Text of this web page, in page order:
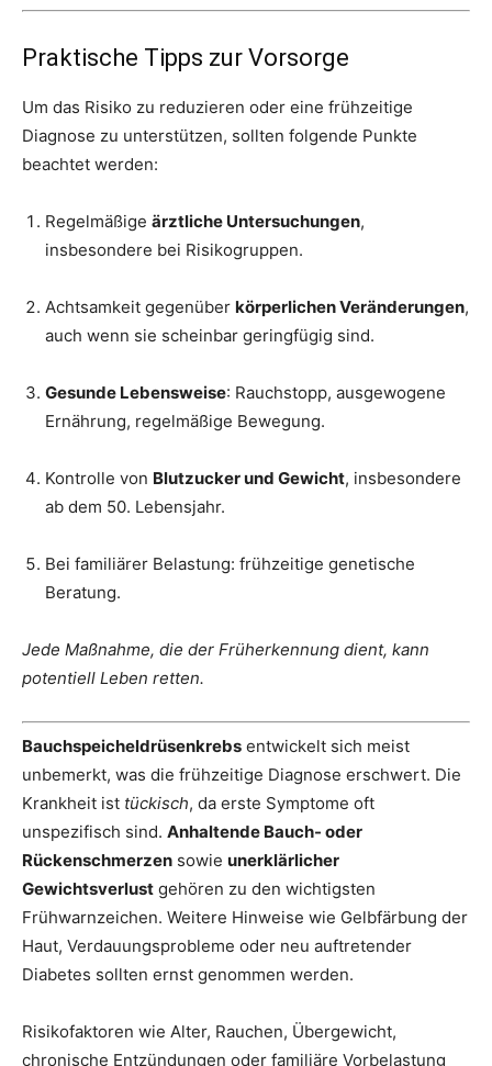
Praktische Tipps zur Vorsorge
Um das Risiko zu reduzieren oder eine frühzeitige
Diagnose zu unterstützen, sollten folgende Punkte
beachtet werden:
Regelmäßige ärztliche Untersuchungen,
insbesondere bei Risikogruppen.
Achtsamkeit gegenüber körperlichen Veränderungen,
auch wenn sie scheinbar geringfügig sind.
Gesunde Lebensweise: Rauchstopp, ausgewogene
Ernährung, regelmäßige Bewegung.
Kontrolle von Blutzucker und Gewicht, insbesondere
ab dem 50. Lebensjahr.
Bei familiärer Belastung: frühzeitige genetische
Beratung.
Jede Maßnahme, die der Früherkennung dient, kann
potentiell Leben retten.
Bauchspeicheldrüsenkrebs entwickelt sich meist
unbemerkt, was die frühzeitige Diagnose erschwert. Die
Krankheit ist tückisch, da erste Symptome oft
unspezifisch sind. Anhaltende Bauch- oder
Rückenschmerzen sowie unerklärlicher
Gewichtsverlust gehören zu den wichtigsten
Frühwarnzeichen. Weitere Hinweise wie Gelbfärbung der
Haut, Verdauungsprobleme oder neu auftretender
Diabetes sollten ernst genommen werden.
Risikofaktoren wie Alter, Rauchen, Übergewicht,
chronische Entzündungen oder familiäre Vorbelastung